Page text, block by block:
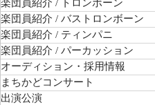
楽団員紹介 / トロンボーン
楽団員紹介 / バストロンボーン
楽団員紹介 / ティンパニ
楽団員紹介 / パーカッション
オーディション・採用情報
まちかどコンサート
出演公演